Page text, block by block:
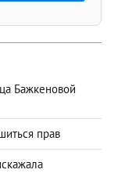
Бажкеновой
прав